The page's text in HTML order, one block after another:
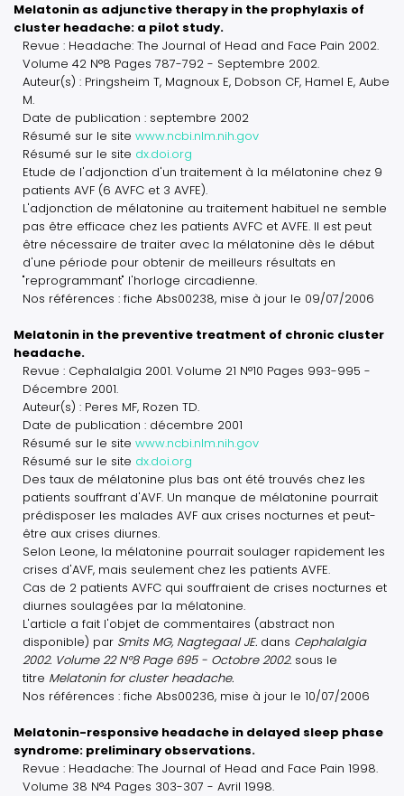
Melatonin as adjunctive therapy in the prophylaxis of
cluster headache: a pilot study.
Revue : Headache: The Journal of Head and Face Pain 2002.
Volume 42 N°8 Pages 787-792 - Septembre 2002.
Auteur(s) : Pringsheim T, Magnoux E, Dobson CF, Hamel E, Aube
M.
Date de publication : septembre 2002
Résumé sur le site www.ncbi.nlm.nih.gov
Résumé sur le site dx.doi.org
Etude de l'adjonction d'un traitement à la mélatonine chez 9
patients AVF (6 AVFC et 3 AVFE).
L'adjonction de mélatonine au traitement habituel ne semble
pas être efficace chez les patients AVFC et AVFE. Il est peut
être nécessaire de traiter avec la mélatonine dès le début
d'une période pour obtenir de meilleurs résultats en
"reprogrammant" l'horloge circadienne.
Nos références : fiche Abs00238, mise à jour le 09/07/2006
Melatonin in the preventive treatment of chronic cluster
headache.
Revue : Cephalalgia 2001. Volume 21 N°10 Pages 993-995 -
Décembre 2001.
Auteur(s) : Peres MF, Rozen TD.
Date de publication : décembre 2001
Résumé sur le site www.ncbi.nlm.nih.gov
Résumé sur le site dx.doi.org
Des taux de mélatonine plus bas ont été trouvés chez les
patients souffrant d'AVF. Un manque de mélatonine pourrait
prédisposer les malades AVF aux crises nocturnes et peut-
être aux crises diurnes.
Selon Leone, la mélatonine pourrait soulager rapidement les
crises d'AVF, mais seulement chez les patients AVFE.
Cas de 2 patients AVFC qui souffraient de crises nocturnes et
diurnes soulagées par la mélatonine.
L'article a fait l'objet de commentaires (abstract non
disponible) par Smits MG, Nagtegaal JE. dans Cephalalgia
2002. Volume 22 N°8 Page 695 - Octobre 2002. sous le
titre Melatonin for cluster headache.
Nos références : fiche Abs00236, mise à jour le 10/07/2006
Melatonin-responsive headache in delayed sleep phase
syndrome: preliminary observations.
Revue : Headache: The Journal of Head and Face Pain 1998.
Volume 38 N°4 Pages 303-307 - Avril 1998.